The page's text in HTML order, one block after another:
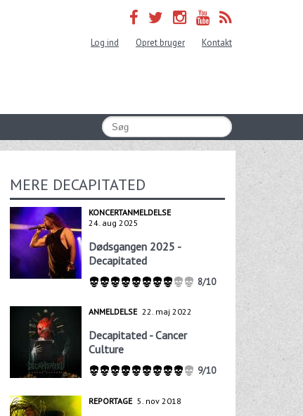
Log ind Opret bruger Kontakt
MERE DECAPITATED
KONCERTANMELDELSE
24. aug 2025
Dødsgangen 2025 -
Decapitated
8/10
ANMELDELSE 22. maj 2022
Decapitated - Cancer
Culture
9/10
REPORTAGE 5. nov 2018